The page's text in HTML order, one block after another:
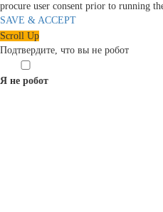
procure user consent prior to running
SAVE & ACCEPT
Scroll Up
Подтвердите, что вы не робот
Я не робот